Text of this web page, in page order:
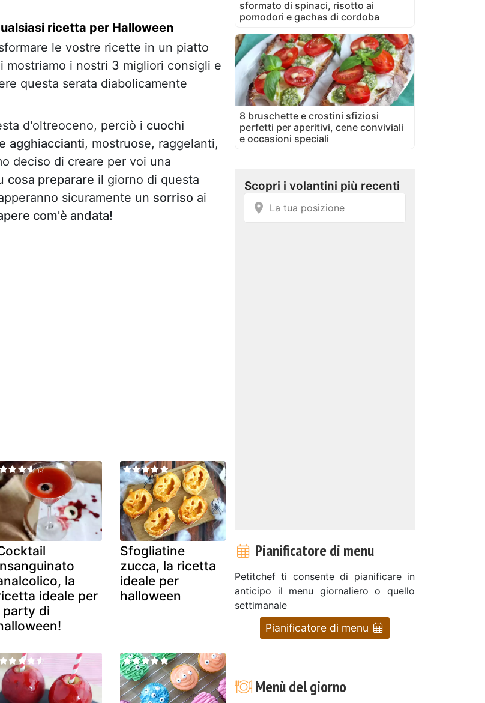
ricetta per Halloween
le vostre ricette in un piatto
mostriamo i nostri 3 migliori consigli e
questa serata diabolicamente
d'oltreoceno, perciò i cuochi
agghiaccianti, mostruose, raggelanti,
deciso di creare per voi una
cosa preparare il giorno di questa
sicuramente un sorriso ai
com'è andata!
la
ideale per
party di
Sfogliatine
zucca, la ricetta
ideale per
halloween
sformato di spinaci, risotto ai
pomodori e gachas di cordoba
8 bruschette e crostini sfiziosi
perfetti per aperitivi, cene conviviali
e occasioni speciali
Pianificatore di menu
Petitchef ti consente di pianificare in
anticipo il menu giornaliero o quello
settimanale
Pianificatore di menu
Menù del giorno